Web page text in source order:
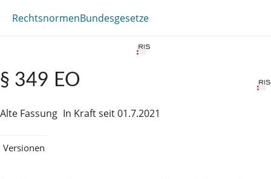
RechtsnormenBundesgesetze
§ 349 EO
Alte Fassung In Kraft seit 01.7.2021
Versionen